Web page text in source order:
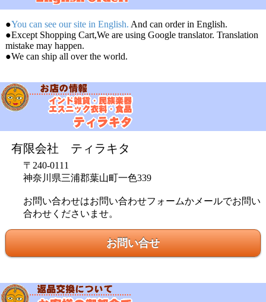
●You can see our site in English. And can order in English.
●Except Shopping Cart,We are using Google translator. Translation
mistake may happen.
●We can ship all over the world.
有限会社 ティラキタ
〒240-0111
神奈川県三浦郡葉山町一色339
お問い合わせはお問い合わせフォームかメールでお問い
合わせくださいませ。
お問い合せ